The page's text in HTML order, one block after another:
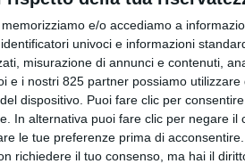
memorizziamo e/o accediamo a
univoci e informazioni
misurazione di annunci e contenuti,
e i nostri 825 partner possiamo
dispositivo. Puoi fare clic per
In alternativa puoi fare clic per negare il
le tue preferenze prima di acconsentire.
richiedere il tuo consenso, ma hai il
del nuovo 61 metri sono
con il cantiere genovese.
Group Yacht Design. Per
Yacht Architecture &
configurazione
Yachts, orientata a
fasi progettuali.